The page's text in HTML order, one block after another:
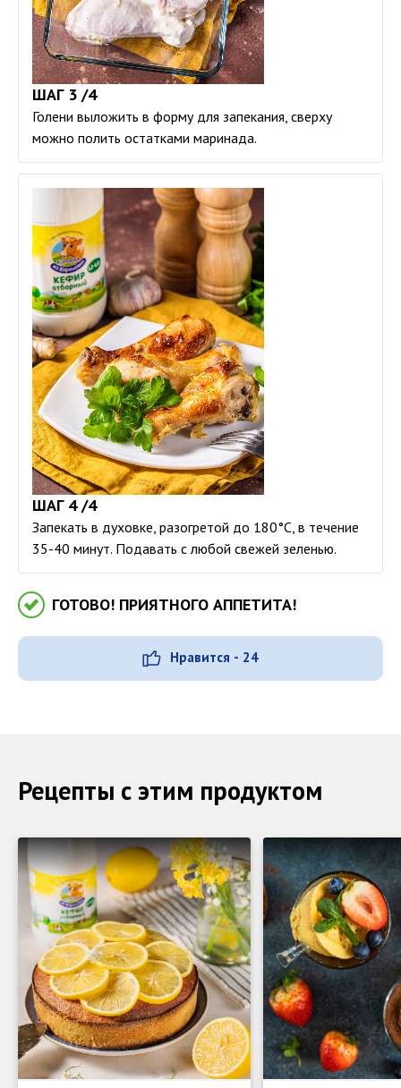
ШАГ 3 /4
Голени выложить в форму для запекания, сверху
можно полить остатками маринада.
ШАГ 4 /4
Запекать в духовке, разогретой до 180°С, в течение
35-40 минут. Подавать с любой свежей зеленью.
ГОТОВО! ПРИЯТНОГО АППЕТИТА!
Нравится - 24
Рецепты с этим продуктом